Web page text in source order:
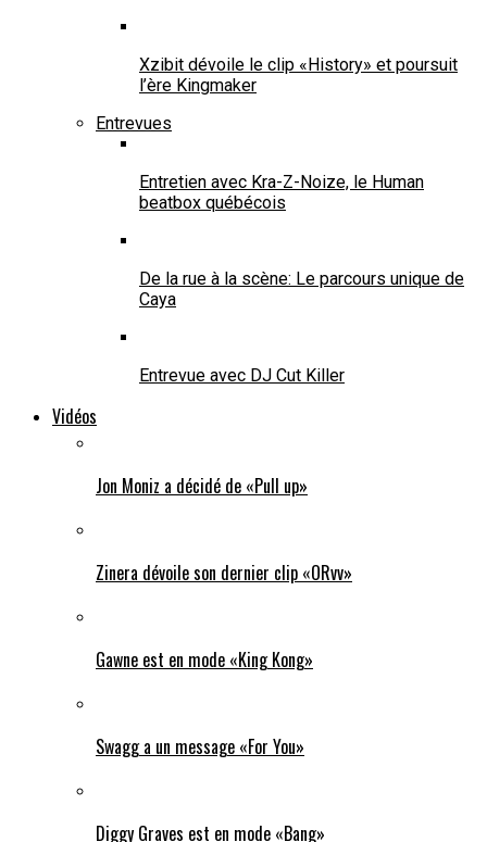
Xzibit dévoile le clip «History» et poursuit
l’ère Kingmaker
Entrevues
Entretien avec Kra-Z-Noize, le Human
beatbox québécois
De la rue à la scène: Le parcours unique de
Caya
Entrevue avec DJ Cut Killer
Vidéos
Jon Moniz a décidé de «Pull up»
Zinera dévoile son dernier clip «ORvv»
Gawne est en mode «King Kong»
Swagg a un message «For You»
Diggy Graves est en mode «Bang»